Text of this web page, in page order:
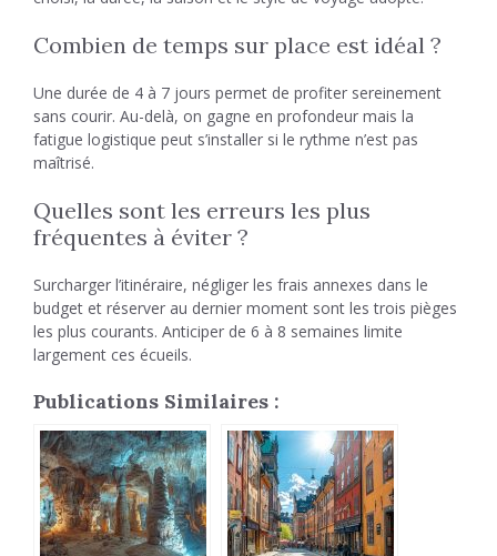
Combien de temps sur place est idéal ?
Une durée de 4 à 7 jours permet de profiter sereinement
sans courir. Au-delà, on gagne en profondeur mais la
fatigue logistique peut s’installer si le rythme n’est pas
maîtrisé.
Quelles sont les erreurs les plus
fréquentes à éviter ?
Surcharger l’itinéraire, négliger les frais annexes dans le
budget et réserver au dernier moment sont les trois pièges
les plus courants. Anticiper de 6 à 8 semaines limite
largement ces écueils.
Publications Similaires :